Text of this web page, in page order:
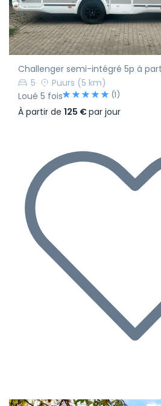
Challenger semi-intégré 5p à
5
Puurs (5 km)
Loué 5 fois
(1)
À partir de 125 €par jour